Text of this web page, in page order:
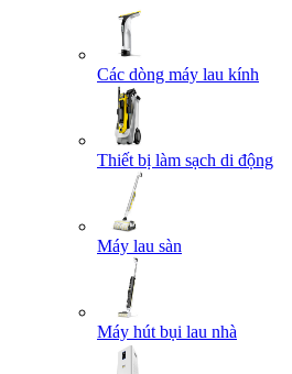
Các dòng máy lau kính
Thiết bị làm sạch di động
Máy lau sàn
Máy hút bụi lau nhà